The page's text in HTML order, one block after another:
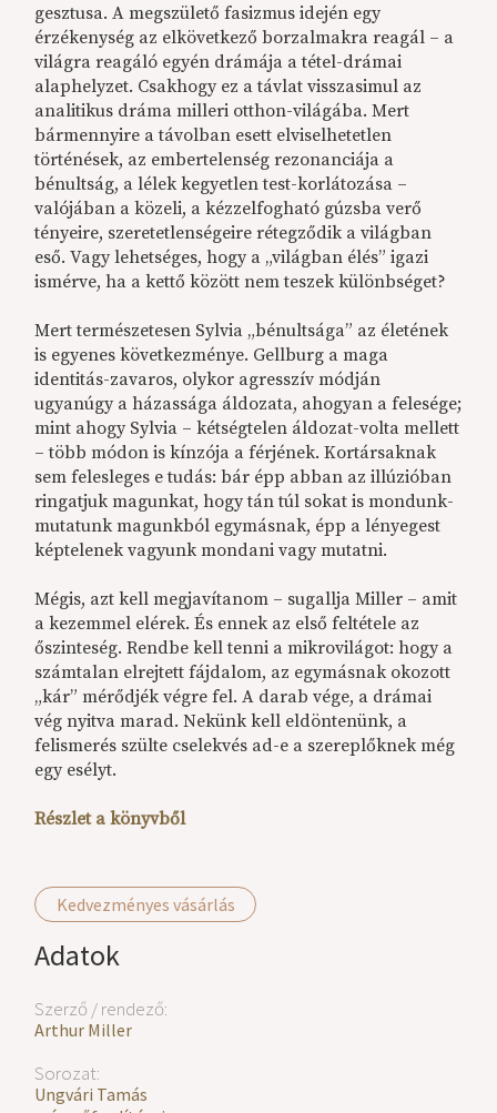
Kedvezményes vásárlás
Adatok
Szerző / rendező:
Arthur Miller
Sorozat:
Ungvári Tamás
gesztusa. A megszülető fasizmus idején egy
érzékenység az elkövetkező borzalmakra reagál – a
világra reagáló egyén drámája a tétel-drámai
alaphelyzet. Csakhogy ez a távlat visszasimul az
analitikus dráma milleri otthon-világába. Mert
bármennyire a távolban esett elviselhetetlen
történések, az embertelenség rezonanciája a
bénultság, a lélek kegyetlen test-korlátozása –
valójában a közeli, a kézzelfogható gúzsba verő
tényeire, szeretetlenségeire rétegződik a világban
eső. Vagy lehetséges, hogy a „világban élés” igazi
ismérve, ha a kettő között nem teszek különbséget?
Mert természetesen Sylvia „bénultsága” az életének
is egyenes következménye. Gellburg a maga
identitás-zavaros, olykor agresszív módján
ugyanúgy a házassága áldozata, ahogyan a felesége;
mint ahogy Sylvia – kétségtelen áldozat-volta mellett
– több módon is kínzója a férjének. Kortársaknak
sem felesleges e tudás: bár épp abban az illúzióban
ringatjuk magunkat, hogy tán túl sokat is mondunk-
mutatunk magunkból egymásnak, épp a lényegest
képtelenek vagyunk mondani vagy mutatni.
Mégis, azt kell megjavítanom – sugallja Miller – amit
a kezemmel elérek. És ennek az első feltétele az
őszinteség. Rendbe kell tenni a mikrovilágot: hogy a
számtalan elrejtett fájdalom, az egymásnak okozott
„kár” mérődjék végre fel. A darab vége, a drámai
vég nyitva marad. Nekünk kell eldöntenünk, a
felismerés szülte cselekvés ad-e a szereplőknek még
egy esélyt.
Részlet a könyvből